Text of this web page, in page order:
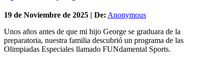
Special Olympics after Graduation
19 deNoviembrede 2025 | De:Anonymous
Unos años antes de que mi hijo George se graduara de la